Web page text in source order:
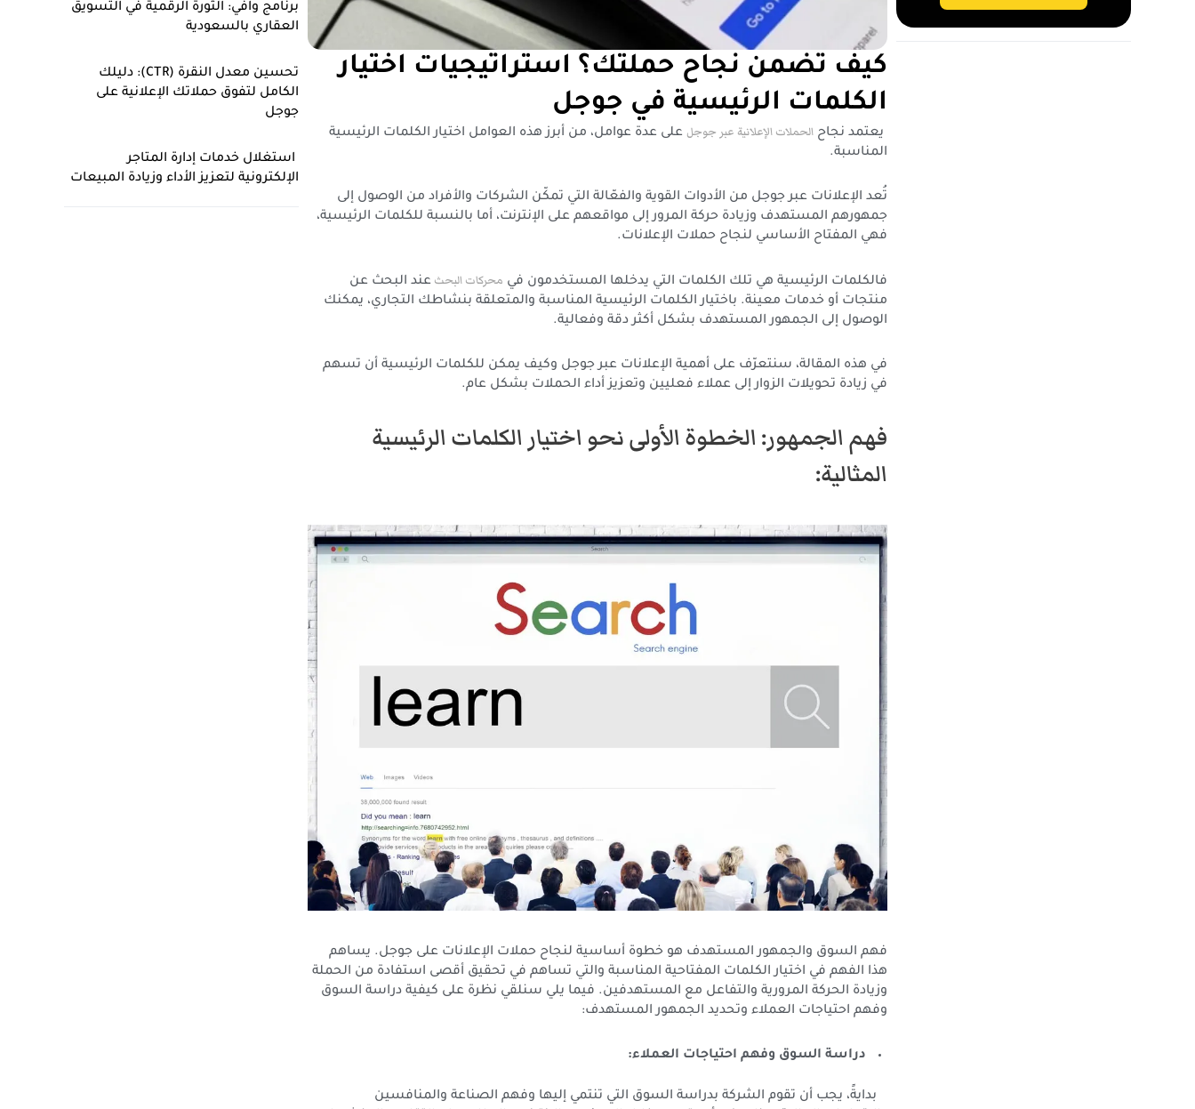
كيف تضمن نجاح حملتك؟ استراتيجيات اختيار
الكلمات الرئيسية في جوجل
يعتمد نجاح الحملات الإعلانية عبر جوجل على عدة عوامل، من أبرز هذه العوامل اختيار الكلمات الرئيسية
المناسبة.
تُعد الإعلانات عبر جوجل من الأدوات القوية والفعّالة التي تمكّن الشركات والأفراد من الوصول إلى
جمهورهم المستهدف وزيادة حركة المرور إلى مواقعهم على الإنترنت، أما بالنسبة للكلمات الرئيسية،
فهي المفتاح الأساسي لنجاح حملات الإعلانات.
فالكلمات الرئيسية هي تلك الكلمات التي يدخلها المستخدمون في محركات البحث عند البحث عن
منتجات أو خدمات معينة. باختيار الكلمات الرئيسية المناسبة والمتعلقة بنشاطك التجاري، يمكنك
الوصول إلى الجمهور المستهدف بشكل أكثر دقة وفعالية.
في هذه المقالة، سنتعرّف على أهمية الإعلانات عبر جوجل وكيف يمكن للكلمات الرئيسية أن تسهم
في زيادة تحويلات الزوار إلى عملاء فعليين وتعزيز أداء الحملات بشكل عام.
فهم الجمهور: الخطوة الأولى نحو اختيار الكلمات الرئيسية
المثالية:
فهم السوق والجمهور المستهدف هو خطوة أساسية لنجاح حملات الإعلانات على جوجل. يساهم
هذا الفهم في اختيار الكلمات المفتاحية المناسبة والتي تساهم في تحقيق أقصى استفادة من الحملة
وزيادة الحركة المرورية والتفاعل مع المستهدفين. فيما يلي سنلقي نظرة على كيفية دراسة السوق
وفهم احتياجات العملاء وتحديد الجمهور المستهدف:
دراسة السوق وفهم احتياجات العملاء:
بدايةً، يجب أن تقوم الشركة بدراسة السوق التي تنتمي إليها وفهم الصناعة والمنافسين
برنامج وافي: الثورة الرقمية في التسويق
العقاري بالسعودية
تحسين معدل النقرة (CTR): دليلك
الكامل لتفوق حملاتك الإعلانية على
جوجل
استغلال خدمات إدارة المتاجر
الإلكترونية لتعزيز الأداء وزيادة المبيعات